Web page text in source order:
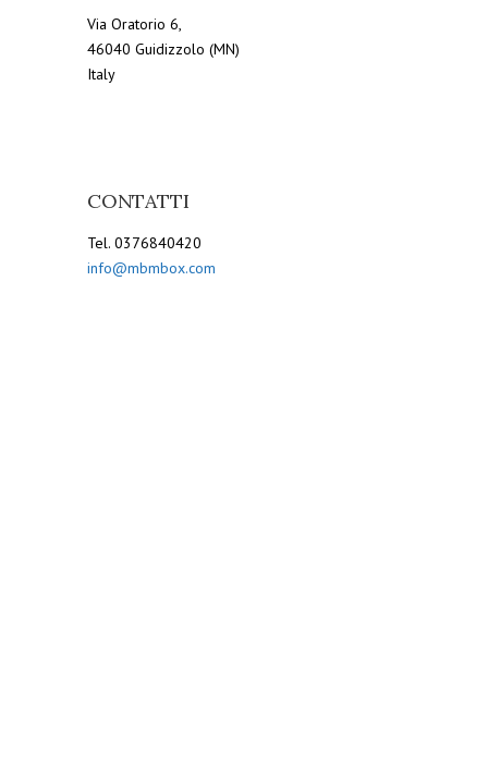
Via Oratorio 6,
46040 Guidizzolo (MN)
Italy
CONTATTI
Tel. 0376840420
info@mbmbox.com